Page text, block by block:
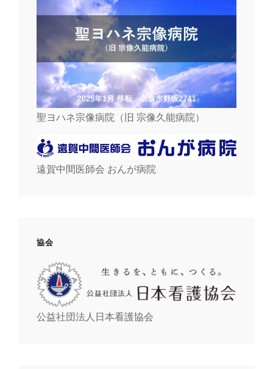
聖ヨハネ宗像病院（旧 宗像久能病院）
遠賀中間医師会 おんが病院
協会
公益社団法人日本看護協会